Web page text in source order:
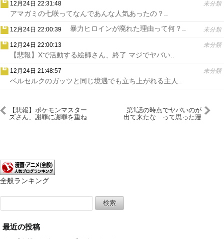
12月24日 22:31:48 未分類
アマガミの七咲ってなんであんな人気あったの？..
12月24日 22:00:39 未分類
暴力ヒロインが廃れた理由って何？..
12月24日 22:00:13 未分類
【悲報】Xで活動する絵師さん、終了 マジでヤバい..
12月24日 21:48:57 未分類
ベルセルクのガッツと同じ境遇でも立ち上がれる主人..
【悲報】ポケモンマスター
ズさん、謝罪に謝罪を重ね
第1話の時点でヤバいのが
出て来たな…って思った漫
全般ランキング
索:
最近の投稿